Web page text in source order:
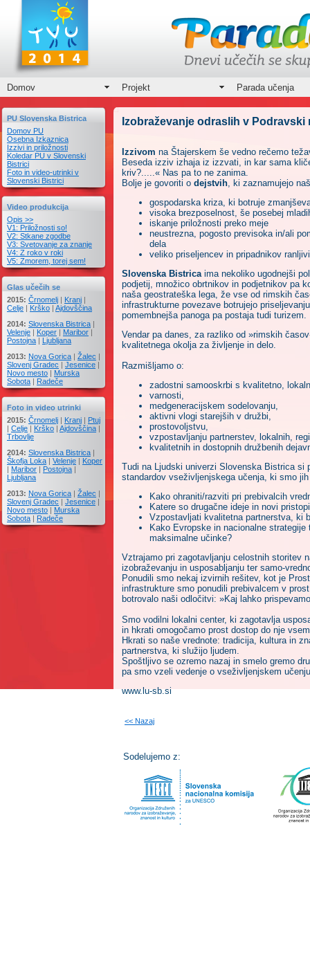
Domov Projekt Parada učenja
PU Slovenska Bistrica
Domov PU
Osebna Izkaznica
Izzivi in priložnosti
Koledar PU v Slovenski
Bistrici
Foto in video-utrinki v
Slovenski Bistrici
Video produkcija
Opis >>
V1: Priložnosti so!
V2: Stkane zgodbe
V3: Svetovanje za znanje
V4: Z roko v roki
V5: Zmorem, torej sem!
Glas učečih se
2015: Črnomelj | Kranj |
Celje | Krško | Ajdovščina
2014: Slovenska Bistrica |
Velenje | Koper | Maribor |
Postojna | Ljubljana
2013: Nova Gorica | Žalec |
Slovenj Gradec | Jesenice |
Novo mesto | Murska
Sobota | Radeče
Foto in video utrinki
2015: Črnomelj | Kranj | Ptuj
| Celje | Krško | Ajdovščina |
Trbovlje
2014: Slovenska Bistrica |
Škofja Loka | Velenje | Koper
| Maribor | Postojna |
Ljubljana
2013: Nova Gorica | Žalec |
Slovenj Gradec | Jesenice |
Novo mesto | Murska
Sobota | Radeče
Izobraževanje odraslih v
Izzivom na Štajerskem še vedno rečemo
Beseda izziv izhaja iz izzvati, in kar sama
kriv?.....« Nas pa to ne zanima.
Bolje je govoriti o dejstvih, ki zaznamujejo
gospodarska kriza, ki botruje
visoka brezposelnost, še posebej
iskanje priložnosti preko meje
neustrezna, pogosto previsoka in/ali
dela
veliko priseljencev in pripadnikov
Slovenska Bistricaima nekoliko ugodnejši
podjetij, množico obrtnikov in podjetnikov pa
naša geostrateška lega, že vse od rimskih
infrastrukturne povezave botrujejo
pomembnejša panoga pa postaja tudi turizem.
Vendar pa danes, za razliko od »rimskih
kvalitetnega okolja za življenje in delo.
Razmišljamo o:
zadostni samooskrbi s kvalitetno,
varnosti,
medgeneracijskem sodelovanju,
aktivni vlogi starejših v družbi,
prostovoljstvu,
vzpostavljanju partnerstev, lokalnih,
kvalitetnih in dostopnih družbenih
Tudi na Ljudski univerzi Slovenska Bistrica si
standardov vseživljenjskega učenja, ki smo
Kako ohraniti/razviti pri prebivalcih
Katere so drugačne ideje in novi
Vzpostavljati kvalitetna partnerstva, ki
Kako Evropske in nacionalne
maksimalne učinke?
Vztrajamo pri zagotavljanju celostnih storitev
izobraževanju in usposabljanju ter samo-
Ponudili smo nekaj izvirnih rešitev, kot je
infrastrukture smo ponudili prebivalcem v
botrovalo naši odločitvi: »Kaj lahko
Smo vodilni lokalni center, ki zagotavlja
in hkrati omogočamo prost dostop do nje
Hkrati so naše vrednote: tradicija, kultura in
partnerstva, ki služijo ljudem.
Spoštljivo se ozremo nazaj in smelo gremo
pa smo vzeli vedenje o vseživljenjskem
www.lu-sb.si
<< Nazaj
Sodelujemo z: